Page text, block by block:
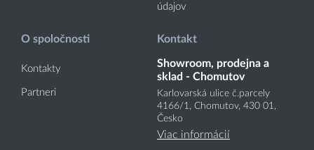
údajov
O spoločnosti
Kontakty
Partneri
Kontakt
Showroom, prodejna a
sklad - Chomutov
Karlovarská ulice č.parcely
4166/1, Chomutov, 430 01,
Česko
Viac informácií